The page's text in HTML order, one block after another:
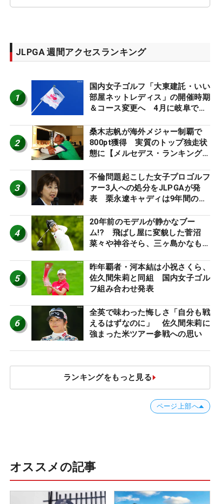
JLPGA 週間アクセスランキング
1
国内女子ゴルフ「大東建託・いい
部屋ネットレディス」の開催時期
＆コース変更へ 4月に岐阜で開
2
桑木志帆が海外メジャー制覇で
800pt獲得 実質のトップ独走状
態に【メルセデス・ランキング番
3
不倫問題起こした女子プロゴルフ
ァー3人への処分をJLPGAが発
表 栗永遼キャディは9年間の立
4
20年前のモデルが静かなブー
ム!? 飛ばし屋に変貌した菅沼
菜々や神谷そら、三ヶ島かなも使
ロたちの“飛ばしギア”】
5
昨年覇者・河本結は小祝さくら、
佐久間朱莉と同組 国内女子ゴル
フ組み合わせ発表
6
全英で味わった悔しさ「自分も戦
えるはずなのに」 佐久間朱莉に
強まった米ツアー参戦への思い
ランキングをもっと見る
ページ上部へ
オススメの記事